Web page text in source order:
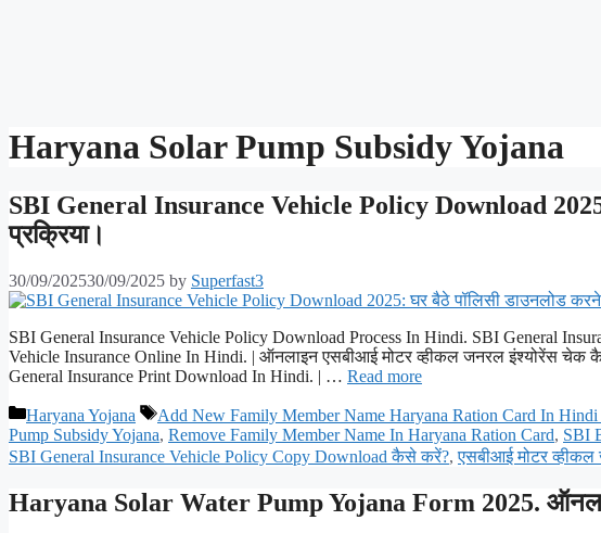
Haryana Solar Pump Subsidy Yojana
SBI General Insurance Vehicle Policy Download
प्रक्रिया।
30/09/202530/09/2025 by Superfast3
SBI General Insurance Vehicle Policy Download Process In Hindi. SBI General
Vehicle Insurance Online In Hindi. | ऑनलाइन एसबीआई मोटर व्हीकल जनरल इंश्योरेंस चेक
General Insurance Print Download In Hindi. | … Read more
Categories
Haryana Yojana Tags
Add New Family Member Name Haryana Ration Card In Hindi
Pump Subsidy Yojana, Remove Family Member Name In Haryana Ration Card, SBI
SBI General Insurance Vehicle Policy Copy Download कैसे करें?,एसबीआई मोटर
Haryana Solar Water Pump Yojana Form 2025.